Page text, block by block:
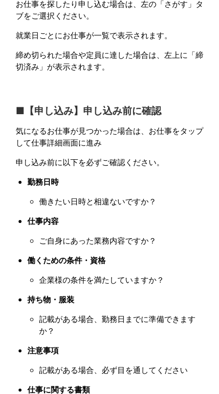
お仕事を探したり申し込む場合は、左の「さがす」タ
ブをご選択ください。
就業日ごとにお仕事が一覧で表示されます。
締め切られた場合や定員に達した場合は、左上に「締
切済み」が表示されます。
■【申し込み】申し込み前に確認
気になるお仕事が見つかった場合は、お仕事をタップ
して仕事詳細画面に進み
申し込み前に以下を必ずご確認ください。
勤務日時
働きたい日時と相違ないですか？
仕事内容
ご自身にあった業務内容ですか？
働くための条件・資格
企業様の条件を満たしていますか？
持ち物・服装
記載がある場合、勤務日までに準備できます
か？
注意事項
記載がある場合、必ず目を通してください
仕事に関する書類